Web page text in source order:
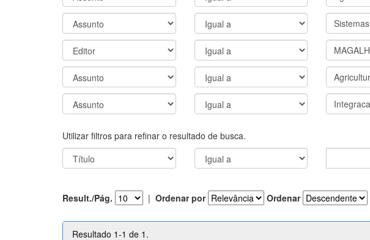
Utilizar filtros para refinar o resultado de busca.
Result./Pág. | Ordenar por Ordenar
Resultado 1-1 de 1.